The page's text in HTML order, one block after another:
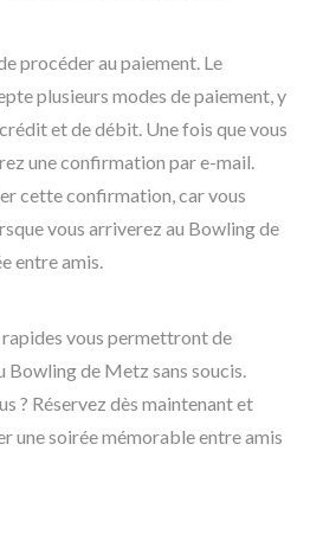
procéder au paiement. Le
plusieurs modes de paiement, y
et de débit. Une fois que vous
une confirmation par e-mail.
cette confirmation, car vous
vous arriverez au Bowling de
entre amis.
vous permettront de
Bowling de Metz sans soucis.
? Réservez dès maintenant et
une soirée mémorable entre amis